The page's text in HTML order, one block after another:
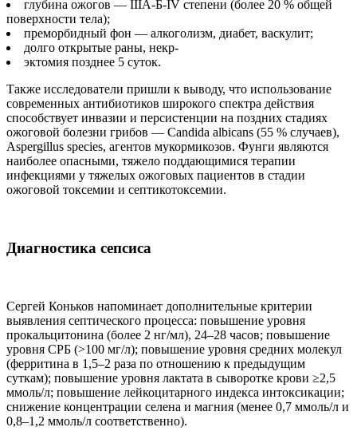
глубина ожогов — IIIА-Б-IV степени (более 20 % общей
поверхности тела);
преморбидный фон — алкоголизм, диабет, васкулит;
долго открытые раны, некр-
эктомия позднее 5 суток.
Также исследователи пришли к выводу, что использование
современных антибиотиков широкого спектра действия
способствует инвазии и персистенции на поздних стадиях
ожоговой болезни грибов — Candida albicans (55 % случаев),
Aspergillus species, агентов мукормикозов. Фунги являются
наиболее опасными, тяжело поддающимися терапии
инфекциями у тяжелых ожоговых пациентов в стадии
ожоговой токсемии и септикотоксемии.
Диагностика сепсиса
Сергей Коньков напоминает дополнительные критерии
выявления септического процесса: повышение уровня
прокальцитонина (более 2 нг/мл), 24–28 часов; повышение
уровня СРБ (>100 мг/л); повышение уровня средних молекул
(ферритина в 1,5–2 раза по отношению к предыдущим
суткам); повышение уровня лактата в сыворотке крови ≥2,5
ммоль/л; повышение лейкоцитарного индекса интоксикации;
снижение концентрации селена и магния (менее 0,7 ммоль/л и
0,8–1,2 ммоль/л соответственно).